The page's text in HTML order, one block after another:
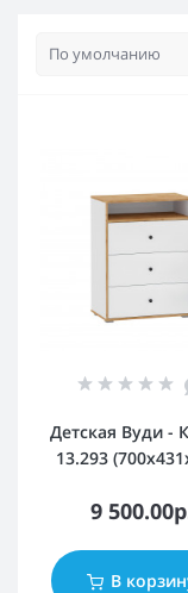
Детская Вуди -
13.293
9
В